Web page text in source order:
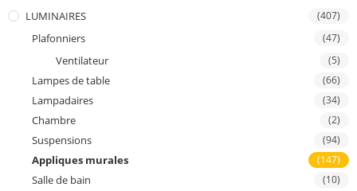
LUMINAIRES (407)
Plafonniers (47)
Ventilateur (5)
Lampes de table (66)
Lampadaires (34)
Chambre (2)
Suspensions (94)
Appliques murales (147)
Salle de bain (10)